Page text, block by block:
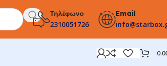
Τηλέφωνο
2310051726
Email